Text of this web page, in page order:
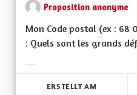
Proposition anonyme
Mon Code postal (ex :
: Quels sont les grands
ERSTELLT AM